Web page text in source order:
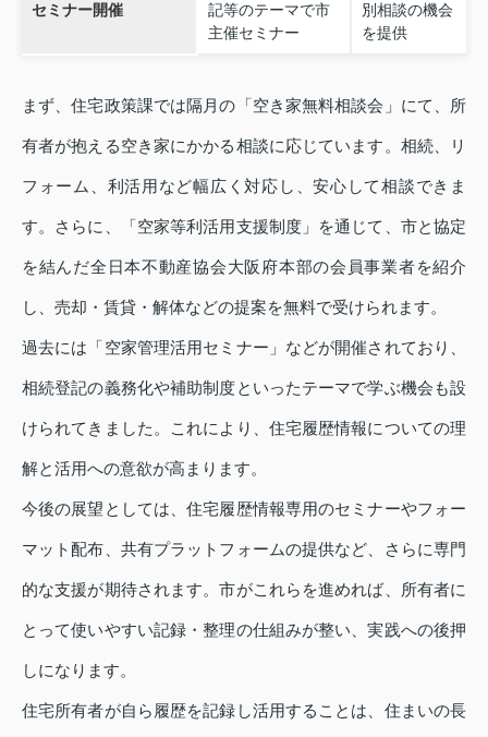
セミナー開催
記等のテーマで市
主催セミナー
別相談の機会
を提供
まず、住宅政策課では隔月の「空き家無料相談会」にて、所
有者が抱える空き家にかかる相談に応じています。相続、リ
フォーム、利活用など幅広く対応し、安心して相談できま
す。さらに、「空家等利活用支援制度」を通じて、市と協定
を結んだ全日本不動産協会大阪府本部の会員事業者を紹介
し、売却・賃貸・解体などの提案を無料で受けられます。
過去には「空家管理活用セミナー」などが開催されており、
相続登記の義務化や補助制度といったテーマで学ぶ機会も設
けられてきました。これにより、住宅履歴情報についての理
解と活用への意欲が高まります。
今後の展望としては、住宅履歴情報専用のセミナーやフォー
マット配布、共有プラットフォームの提供など、さらに専門
的な支援が期待されます。市がこれらを進めれば、所有者に
とって使いやすい記録・整理の仕組みが整い、実践への後押
しになります。
住宅所有者が自ら履歴を記録し活用することは、住まいの長